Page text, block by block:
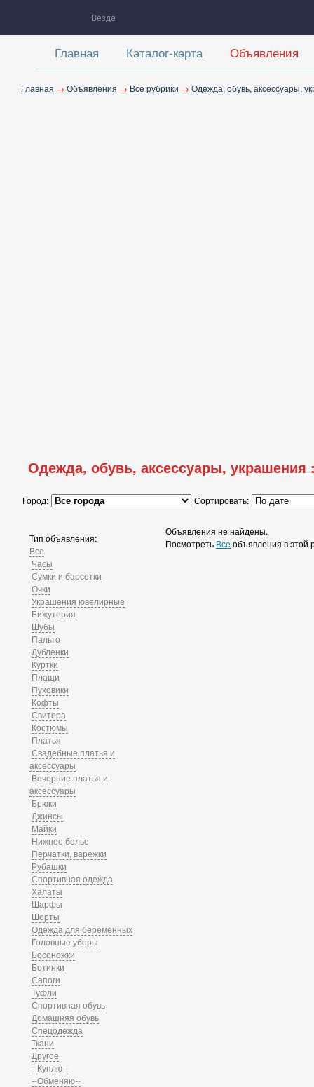
Везде
Главная Каталог-карта Объявления
Главная → Объявления → Все рубрики → Одежда, обувь, аксессуары,
Одежда, обувь, аксессуары, украшения
Город: Сортировать:
Тип объявления:
Все
Часы
Сумки и барсетки
Очки
Украшения ювелирные
Бижутерия
Шубы
Пальто
Дубленки
Куртки
Плащи
Пуховики
Кофты
Свитера
Костюмы
Платья
Свадебные платья и
аксессуары
Вечерние платья и
аксессуары
Брюки
Джинсы
Майки
Нижнее белье
Перчатки, варежки
Рубашки
Спортивная одежда
Халаты
Шарфы
Шорты
Одежда для беременных
Головные уборы
Босоножки
Ботинки
Сапоги
Туфли
Спортивная обувь
Домашняя обувь
Спецодежда
Ткани
Другое
--Куплю--
--Обменяю--
Объявления не найдены.
Посмотреть Все объявления в этой